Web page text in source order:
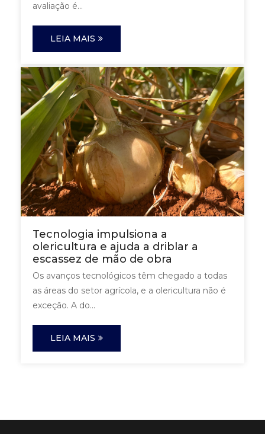
avaliação é...
LEIA MAIS
Tecnologia impulsiona a
olericultura e ajuda a driblar a
escassez de mão de obra
Os avanços tecnológicos têm chegado a todas
as áreas do setor agrícola, e a olericultura não é
exceção. A do...
LEIA MAIS